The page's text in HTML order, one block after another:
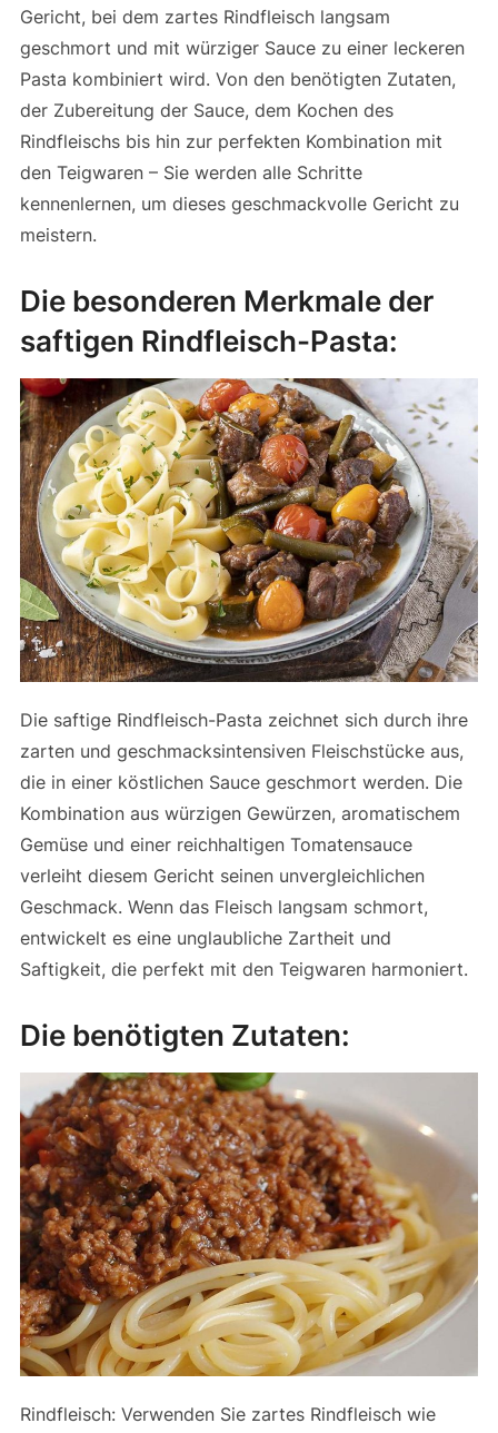
Gericht, bei dem zartes Rindfleisch langsam
geschmort und mit würziger Sauce zu einer leckeren
Pasta kombiniert wird. Von den benötigten Zutaten,
der Zubereitung der Sauce, dem Kochen des
Rindfleischs bis hin zur perfekten Kombination mit
den Teigwaren – Sie werden alle Schritte
kennenlernen, um dieses geschmackvolle Gericht zu
meistern.
Die besonderen Merkmale der
saftigen Rindfleisch-Pasta:
Die saftige Rindfleisch-Pasta zeichnet sich durch ihre
zarten und geschmacksintensiven Fleischstücke aus,
die in einer köstlichen Sauce geschmort werden. Die
Kombination aus würzigen Gewürzen, aromatischem
Gemüse und einer reichhaltigen Tomatensauce
verleiht diesem Gericht seinen unvergleichlichen
Geschmack. Wenn das Fleisch langsam schmort,
entwickelt es eine unglaubliche Zartheit und
Saftigkeit, die perfekt mit den Teigwaren harmoniert.
Die benötigten Zutaten:
Rindfleisch: Verwenden Sie zartes Rindfleisch wie